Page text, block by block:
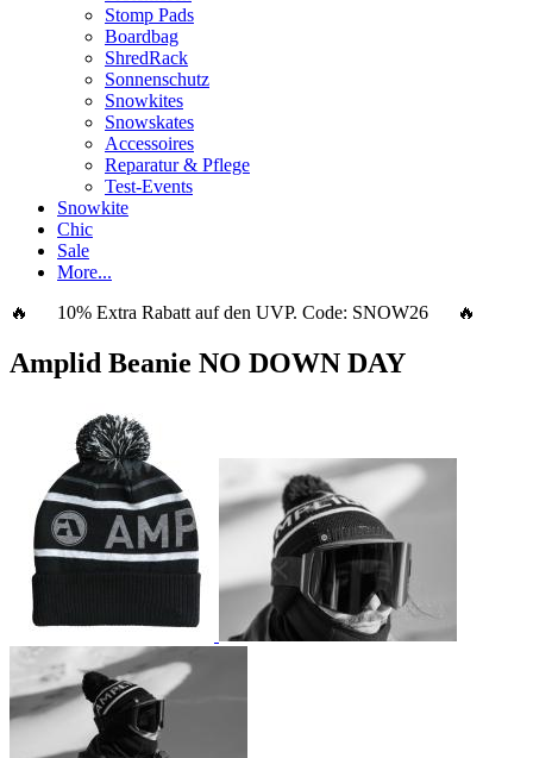
Stomp Pads
Boardbag
ShredRack
Sonnenschutz
Snowkites
Snowskates
Accessoires
Reparatur & Pflege
Test-Events
Snowkite
Chic
Sale
More...
🔥 10% Extra Rabatt auf den UVP. Code: SNOW26 🔥
Amplid Beanie NO DOWN DAY